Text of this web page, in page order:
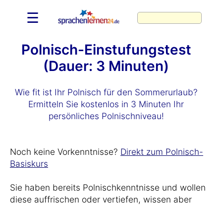
☰
Polnisch-Einstufungstest
(Dauer: 3 Minuten)
Wie fit ist Ihr Polnisch für den Sommerurlaub?
Ermitteln Sie kostenlos in 3 Minuten Ihr
persönliches Polnischniveau!
Noch keine Vorkenntnisse? Direkt zum Polnisch-
Basiskurs
Sie haben bereits Polnischkenntnisse und wollen
diese auffrischen oder vertiefen, wissen aber